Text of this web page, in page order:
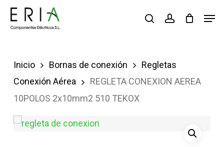
Saltar
buscaraccount
Inicio Bornas de conexión
Regletas
Conexión Aérea
REGLETA CONEXION AEREA
10POLOS 2x10mm2 510 TEKOX